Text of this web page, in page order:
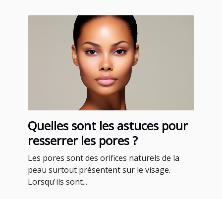
Quelles sont les astuces pour
resserrer les pores ?
Les pores sont des orifices naturels de la
peau surtout présentent sur le visage.
Lorsqu'ils sont...